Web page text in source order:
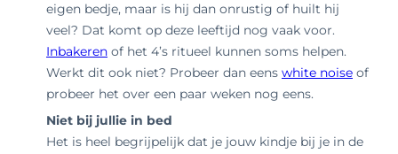
eigen bedje, maar is hij dan onrustig of huilt hij
veel? Dat komt op deze leeftijd nog vaak voor.
Inbakeren of het 4’s ritueel kunnen soms helpen.
Werkt dit ook niet? Probeer dan eens white noise of
probeer het over een paar weken nog eens.
Niet bij jullie in bed
Het is heel begrijpelijk dat je jouw kindje bij je in de